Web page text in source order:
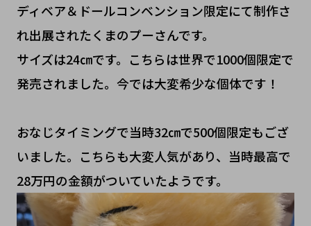
ディベア＆ドールコンベンション限定にて制作さ
れ出展されたくまのプーさんです。
サイズは24㎝です。こちらは世界で1000個限定で
発売されました。今では大変希少な個体です！
おなじタイミングで当時32㎝で500個限定もござ
いました。こちらも大変人気があり、当時最高で
28万円の金額がついていたようです。